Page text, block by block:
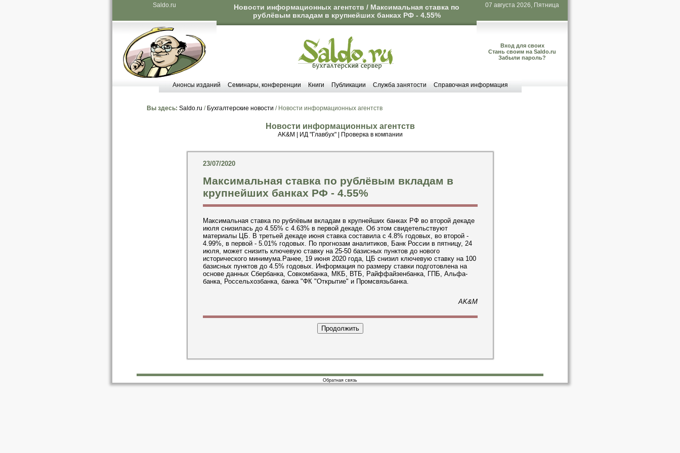
Saldo.ru
Новости информационных агентств / Максимальная ставка по
рублёвым вкладам в крупнейших банках РФ - 4.55%
07 августа 2026, Пятница
Вход для своих
Стань своим на Saldo.ru
Забыли пароль?
Анонсы изданий Семинары, конференции Книги Публикации Служба занятости Справочная информация
Вы здесь: Saldo.ru / Бухгалтерские новости / Новости информационных агентств
Новости информационных агентств
AK&M ИД "Главбух"| Проверка в компании
23/07/2020
Максимальная ставка по рублёвым вкладам в
крупнейших банках РФ - 4.55%
Максимальная ставка по рублёвым вкладам в крупнейших банках РФ во второй декаде
июля снизилась до 4.55% с 4.63% в первой декаде. Об этом свидетельствуют
материалы ЦБ. В третьей декаде июня ставка составила с 4.8% годовых, во второй -
4.99%, в первой - 5.01% годовых. По прогнозам аналитиков, Банк России в пятницу, 24
июля, может снизить ключевую ставку на 25-50 базисных пунктов до нового
исторического минимума.Ранее, 19 июня 2020 года, ЦБ снизил ключевую ставку на 100
базисных пунктов до 4.5% годовых. Информация по размеру ставки подготовлена на
основе данных Сбербанка, Совкомбанка, МКБ, ВТБ, Райффайзенбанка, ГПБ, Альфа-
банка, Россельхозбанка, банка "ФК "Открытие" и Промсвязьбанка.
AK&M
Обратная связь